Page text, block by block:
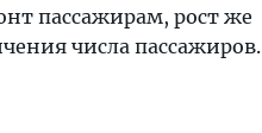
пассажирам, рост же
числа пассажиров.